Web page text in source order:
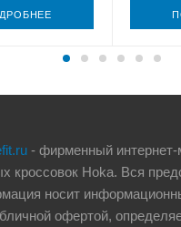
- фирменный интернет-
кроссовок Hoka. Вся
носит
офертой,